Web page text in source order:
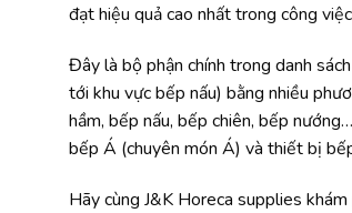
đạt hiệu quả cao nhất trong công
Đây là bộ phận chính trong danh
tới khu vực bếp nấu) bằng nhiều
hầm, bếp nấu, bếp chiên, bếp
bếp Á (chuyên món Á) và thiết bị
Hãy cùng J&K Horeca supplies